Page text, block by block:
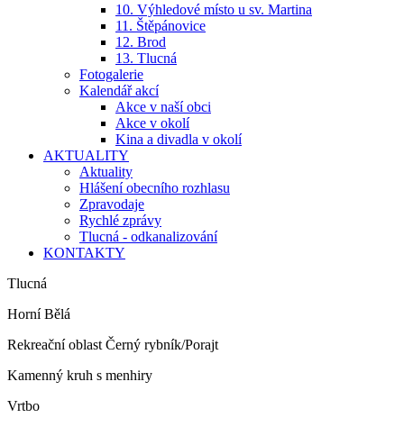
10. Výhledové místo u sv. Martina
11. Štěpánovice
12. Brod
13. Tlucná
Fotogalerie
Kalendář akcí
Akce v naší obci
Akce v okolí
Kina a divadla v okolí
AKTUALITY
Aktuality
Hlášení obecního rozhlasu
Zpravodaje
Rychlé zprávy
Tlucná - odkanalizování
KONTAKTY
Tlucná
Horní Bělá
Rekreační oblast Černý rybník/Porajt
Kamenný kruh s menhiry
Vrtbo